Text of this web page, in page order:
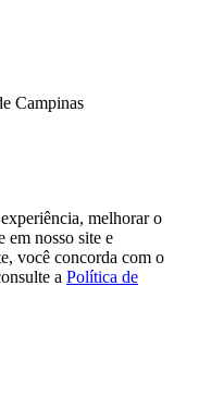
Campinas
melhorar o
em nosso site e
você concorda com o
a Política de